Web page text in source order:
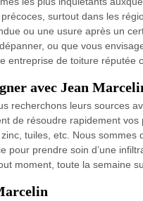
surtout dans les
ou une usure après un
ou que vous
entreprise de toiture réputée
avec Jean
recherchons leurs sources
de résoudre rapidement vos
tuiles, etc. Nous sommes
pour prendre soin d’une
moment, toute la semaine